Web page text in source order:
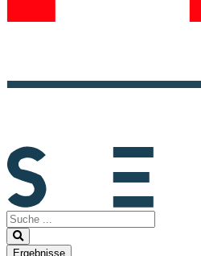
Search
...
Ergebnisse